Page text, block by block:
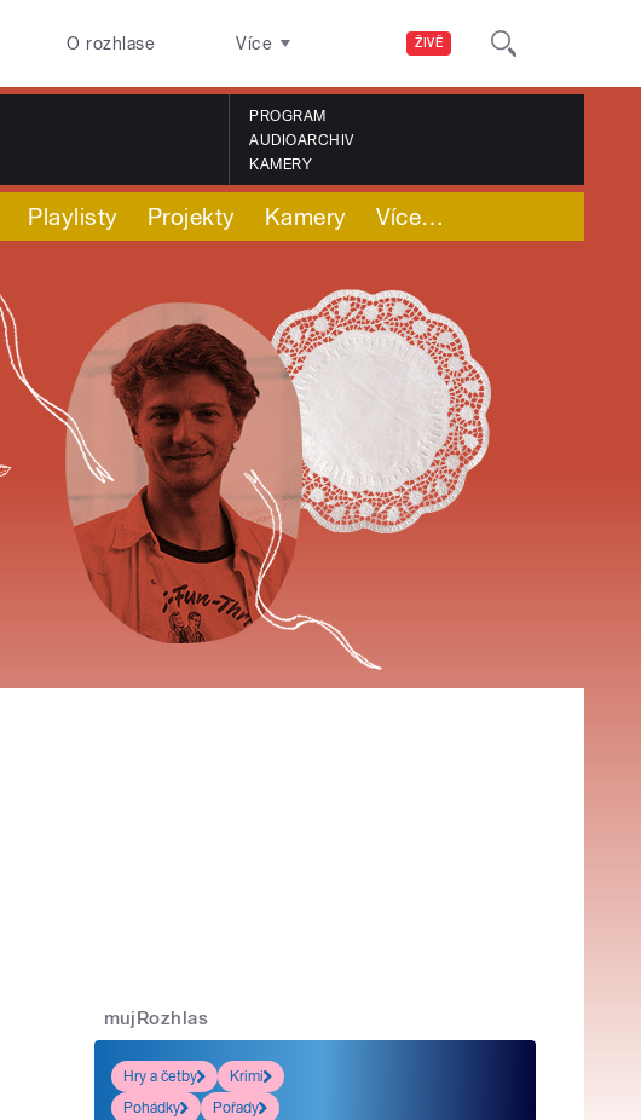
ŽIVĚ
O rozhlase Více
PROGRAM
AUDIOARCHIV
KAMERY
Playlisty Projekty Kamery Více…
mujRozhlas
Hry a četby
Krimi
Pohádky
Pořady